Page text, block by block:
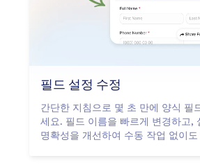
필드 설정 수정
간단한 지침으로 몇 초 만에 양식 필
세요. 필드 이름을 빠르게 변경하고,
명확성을 개선하여 수동 작업 없이